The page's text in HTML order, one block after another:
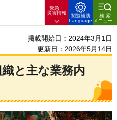
緊急・
災害情報
閲覧補助
Language
検索
メニュー
掲載開始日：2024年3月1日
更新日：2026年5月14日
織と主な業務内